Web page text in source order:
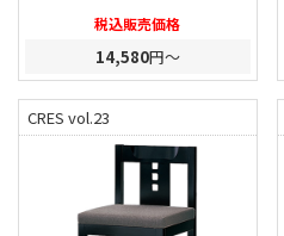
税込販売価格
14,580円～
CRES vol.23